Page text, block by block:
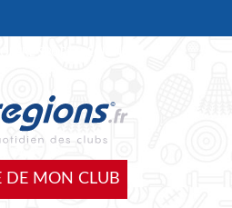
DE MON CLUB